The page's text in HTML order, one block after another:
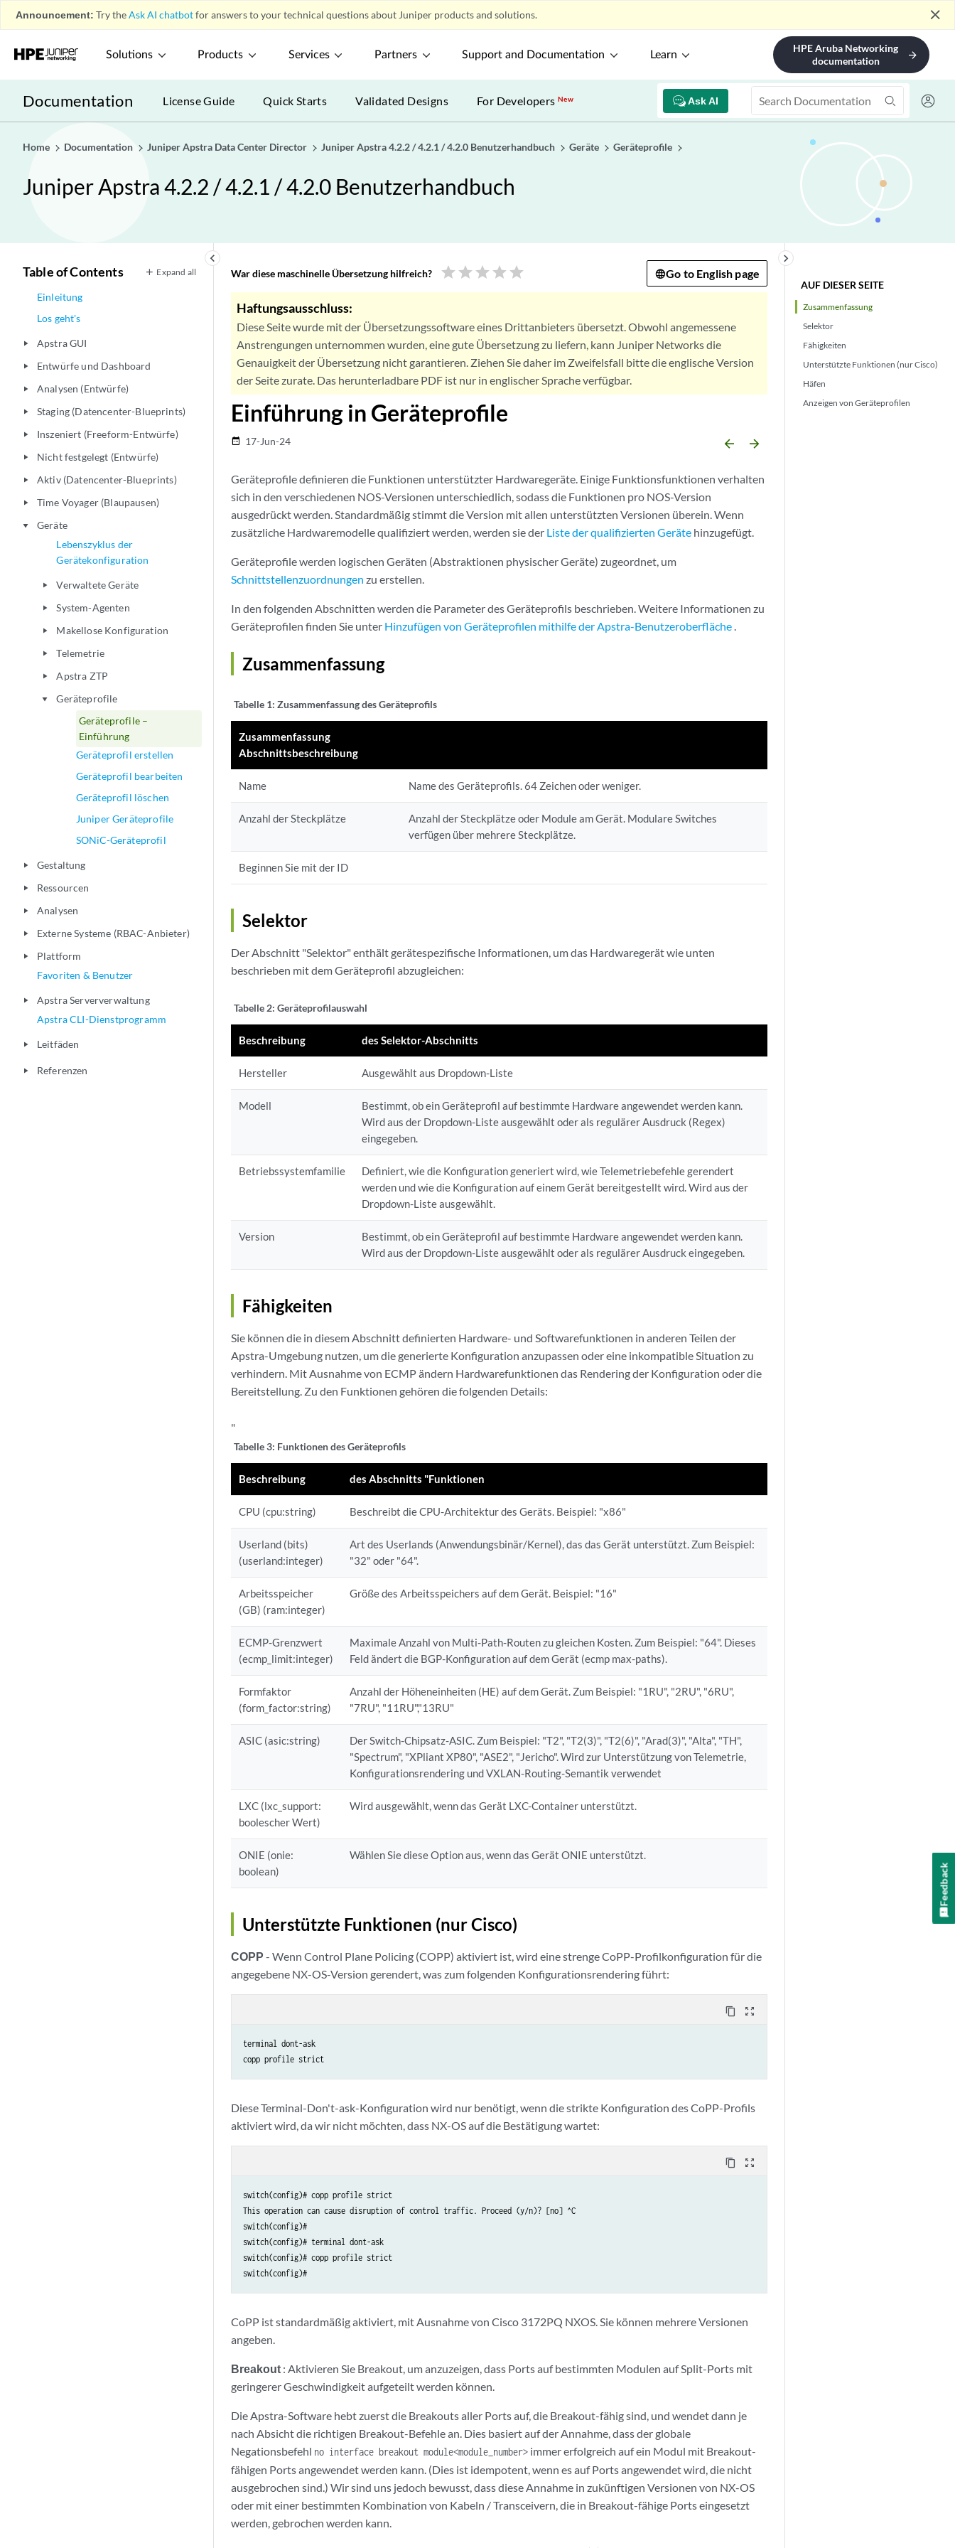
Announcement: Try theAsk AI chatbotfor answers to your technical questions about Juniper products and solutions. close
Solutions Products Services Partners Support and Documentation Learn
HPE Aruba Networking
documentation
arrow_forward
Documentation Ask AI
License Guide Quick Starts Validated Designs For DevelopersNew
Home Documentation Juniper Apstra Data Center Director Juniper Apstra 4.2.2 / 4.2.1 / 4.2.0 Benutzerhandbuch Geräte Geräteprofile
Juniper Apstra 4.2.2 / 4.2.1 / 4.2.0 Benutzerhandbuch
keyboard_arrow_left
Table of Contents Expand all
Einleitung
Los geht's
play_arrow Apstra GUI
play_arrow Entwürfe und Dashboard
play_arrow Analysen (Entwürfe)
play_arrow Staging (Datencenter-Blueprints)
play_arrow Inszeniert (Freeform-Entwürfe)
play_arrow Nicht festgelegt (Entwürfe)
play_arrow Aktiv (Datencenter-Blueprints)
play_arrow Time Voyager (Blaupausen)
play_arrow
Geräte
Lebenszyklus der
Gerätekonfiguration
play_arrow Verwaltete Geräte
play_arrow System-Agenten
play_arrow Makellose Konfiguration
play_arrow Telemetrie
play_arrow Apstra ZTP
play_arrow
Geräteprofile
Geräteprofile –
Einführung
Geräteprofil erstellen
Geräteprofil bearbeiten
Geräteprofil löschen
Juniper Geräteprofile
SONiC-Geräteprofil
play_arrow Gestaltung
play_arrow Ressourcen
play_arrow Analysen
play_arrow Externe Systeme (RBAC-Anbieter)
play_arrow
Plattform
Favoriten & Benutzer
play_arrow
Apstra Serververwaltung
Apstra CLI-Dienstprogramm
play_arrow Leitfäden
play_arrow Referenzen
AUF DIESER SEITE
Zusammenfassung
Selektor
Fähigkeiten
Unterstützte Funktionen (nur Cisco)
Häfen
Anzeigen von Geräteprofilen
keyboard_arrow_right
War diese maschinelle Übersetzung hilfreich? star star star star star Go to English page
Haftungsausschluss:
Diese Seite wurde mit der Übersetzungssoftware eines Drittanbieters übersetzt. Obwohl angemessene
Anstrengungen unternommen wurden, eine gute Übersetzung zu liefern, kann Juniper Networks die
Genauigkeit der Übersetzung nicht garantieren. Ziehen Sie daher im Zweifelsfall bitte die englische Version
der Seite zurate. Das herunterladbare PDF ist nur in englischer Sprache verfügbar.
Einführung in Geräteprofile
date_range 17-Jun-24 arrow_backward arrow_forward
Geräteprofile definieren die Funktionen unterstützter Hardwaregeräte. Einige Funktionsfunktionen verhalten
sich in den verschiedenen NOS-Versionen unterschiedlich, sodass die Funktionen pro NOS-Version
ausgedrückt werden. Standardmäßig stimmt die Version mit allen unterstützten Versionen überein. Wenn
zusätzliche Hardwaremodelle qualifiziert werden, werden sie der Liste der qualifizierten Geräte hinzugefügt.
Geräteprofile werden logischen Geräten (Abstraktionen physischer Geräte) zugeordnet, um
Schnittstellenzuordnungen zu erstellen.
In den folgenden Abschnitten werden die Parameter des Geräteprofils beschrieben. Weitere Informationen zu
Geräteprofilen finden Sie unter Hinzufügen von Geräteprofilen mithilfe der Apstra-Benutzeroberfläche .
Zusammenfassung
Tabelle 1: Zusammenfassung des Geräteprofils
Zusammenfassung
Abschnittsbeschreibung
Name Name des Geräteprofils. 64 Zeichen oder weniger.
Anzahl der Steckplätze
Anzahl der Steckplätze oder Module am Gerät. Modulare Switches
verfügen über mehrere Steckplätze.
Beginnen Sie mit der ID
Selektor
Der Abschnitt "Selektor" enthält gerätespezifische Informationen, um das Hardwaregerät wie unten
beschrieben mit dem Geräteprofil abzugleichen:
Tabelle 2: Geräteprofilauswahl
Beschreibung des Selektor-Abschnitts
Hersteller Ausgewählt aus Dropdown-Liste
Modell
Bestimmt, ob ein Geräteprofil auf bestimmte Hardware angewendet werden kann.
Wird aus der Dropdown-Liste ausgewählt oder als regulärer Ausdruck (Regex)
eingegeben.
Betriebssystemfamilie
Definiert, wie die Konfiguration generiert wird, wie Telemetriebefehle gerendert
werden und wie die Konfiguration auf einem Gerät bereitgestellt wird. Wird aus der
Dropdown-Liste ausgewählt.
Version
Bestimmt, ob ein Geräteprofil auf bestimmte Hardware angewendet werden kann.
Wird aus der Dropdown-Liste ausgewählt oder als regulärer Ausdruck eingegeben.
Fähigkeiten
Sie können die in diesem Abschnitt definierten Hardware- und Softwarefunktionen in anderen Teilen der
Apstra-Umgebung nutzen, um die generierte Konfiguration anzupassen oder eine inkompatible Situation zu
verhindern. Mit Ausnahme von ECMP ändern Hardwarefunktionen das Rendering der Konfiguration oder die
Bereitstellung. Zu den Funktionen gehören die folgenden Details:
"
Tabelle 3: Funktionen des Geräteprofils
Beschreibung des Abschnitts "Funktionen
CPU (cpu:string) Beschreibt die CPU-Architektur des Geräts. Beispiel: "x86"
Userland (bits)
(userland:integer)
Art des Userlands (Anwendungsbinär/Kernel), das das Gerät unterstützt. Zum Beispiel:
"32" oder "64".
Arbeitsspeicher
(GB) (ram:integer)
Größe des Arbeitsspeichers auf dem Gerät. Beispiel: "16"
ECMP-Grenzwert
(ecmp_limit:integer)
Maximale Anzahl von Multi-Path-Routen zu gleichen Kosten. Zum Beispiel: "64". Dieses
Feld ändert die BGP-Konfiguration auf dem Gerät (ecmp max-paths).
Formfaktor
(form_factor:string)
Anzahl der Höheneinheiten (HE) auf dem Gerät. Zum Beispiel: "1RU", "2RU", "6RU",
"7RU", "11RU","13RU"
ASIC (asic:string)
Der Switch-Chipsatz-ASIC. Zum Beispiel: "T2", "T2(3)", "T2(6)", "Arad(3)", "Alta", "TH",
"Spectrum", "XPliant XP80", "ASE2", "Jericho". Wird zur Unterstützung von Telemetrie,
Konfigurationsrendering und VXLAN-Routing-Semantik verwendet
LXC (lxc_support:
boolescher Wert)
Wird ausgewählt, wenn das Gerät LXC-Container unterstützt.
ONIE (onie:
boolean)
Wählen Sie diese Option aus, wenn das Gerät ONIE unterstützt.
Unterstützte Funktionen (nur Cisco)
COPP - Wenn Control Plane Policing (COPP) aktiviert ist, wird eine strenge CoPP-Profilkonfiguration für die
angegebene NX-OS-Version gerendert, was zum folgenden Konfigurationsrendering führt:
content_copy zoom_out_map
terminal dont-ask
copp profile strict
Diese Terminal-Don't-ask-Konfiguration wird nur benötigt, wenn die strikte Konfiguration des CoPP-Profils
aktiviert wird, da wir nicht möchten, dass NX-OS auf die Bestätigung wartet:
content_copy zoom_out_map
switch(config)# copp profile strict
This operation can cause disruption of control traffic. Proceed (y/n)? [no] ^C
switch(config)#
switch(config)# terminal dont-ask
switch(config)# copp profile strict
switch(config)#
CoPP ist standardmäßig aktiviert, mit Ausnahme von Cisco 3172PQ NXOS. Sie können mehrere Versionen
angeben.
Breakout : Aktivieren Sie Breakout, um anzuzeigen, dass Ports auf bestimmten Modulen auf Split-Ports mit
geringerer Geschwindigkeit aufgeteilt werden können.
Die Apstra-Software hebt zuerst die Breakouts aller Ports auf, die Breakout-fähig sind, und wendet dann je
nach Absicht die richtigen Breakout-Befehle an. Dies basiert auf der Annahme, dass der globale
Negationsbefehl no interface breakout module<module_number> immer erfolgreich auf ein Modul mit Breakout-
fähigen Ports angewendet werden kann. (Dies ist idempotent, wenn es auf Ports angewendet wird, die nicht
ausgebrochen sind.) Wir sind uns jedoch bewusst, dass diese Annahme in zukünftigen Versionen von NX-OS
oder mit einer bestimmten Kombination von Kabeln / Transceivern, die in Breakout-fähige Ports eingesetzt
werden, gebrochen werden kann.
Feedback